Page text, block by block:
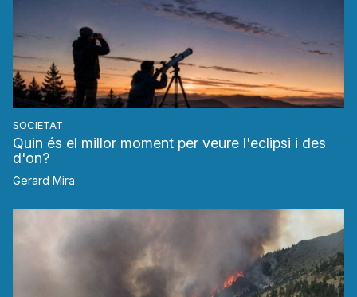
SOCIETAT
Quin és el millor moment per veure l'eclipsi i des
d'on?
Gerard Mira